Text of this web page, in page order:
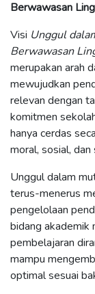
Berwawasan
Visi Unggul
Berwawasan
merupakan arah
mewujudkan
relevan dengan
komitmen
hanya cerdas
moral, sosial, dan
Unggul dalam
terus-menerus
pengelolaan
bidang akademik
pembelajaran
mampu
optimal sesuai